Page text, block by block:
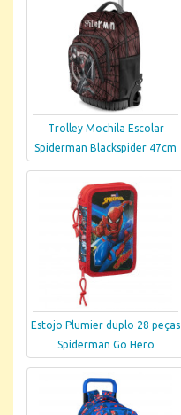
Trolley Mochila Escolar
Spiderman Blackspider 47cm
Estojo Plumier duplo 28 peças
Spiderman Go Hero